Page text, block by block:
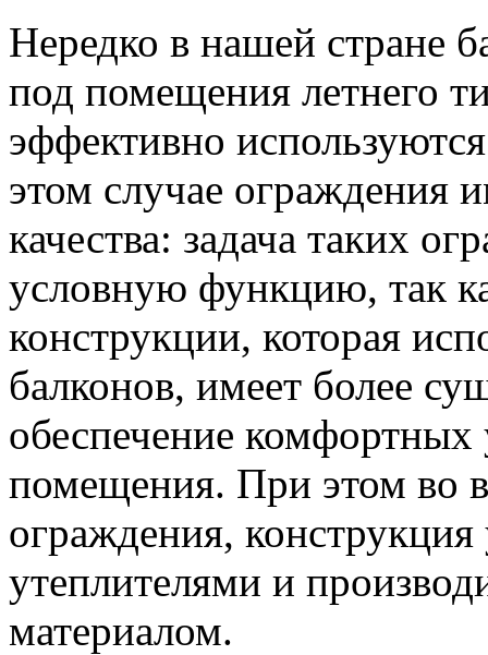
Нередко в нашей стране
под помещения летнего
эффективно
этом случае ограждения
качества: задача таких
условную функцию, так
конструкции, которая
балконов, имеет более
обеспечение комфортных
помещения. При этом во
ограждения, конструкция
утеплителями и
материалом.